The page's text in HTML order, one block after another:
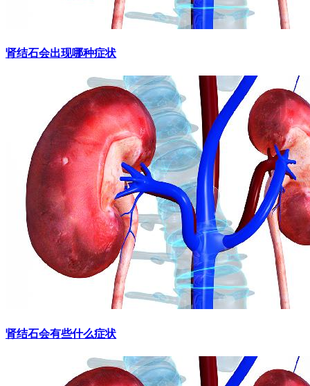
肾结石会出现哪种症状
肾结石会有些什么症状